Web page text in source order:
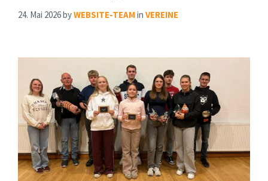
24. Mai 2026byWEBSITE-TEAMin VEREINE